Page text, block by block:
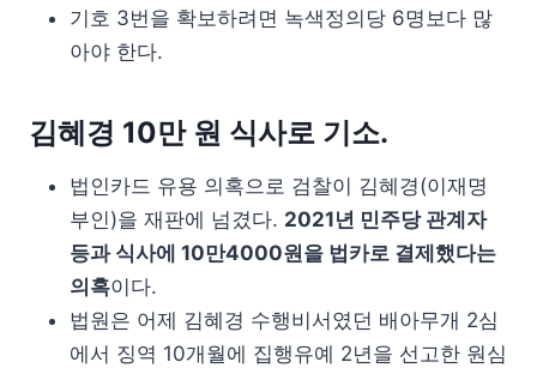
기호 3번을 확보하려면 녹색정의당 6명보다 많
아야 한다.
김혜경 10만 원 식사로 기소.
법인카드 유용 의혹으로 검찰이 김혜경(이재명
부인)을 재판에 넘겼다. 2021년 민주당 관계자
등과 식사에 10만4000원을 법카로 결제했다는
의혹이다.
법원은 어제 김혜경 수행비서였던 배아무개 2심
에서 징역 10개월에 집행유예 2년을 선고한 원심